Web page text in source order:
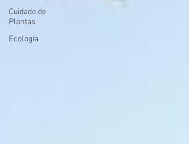
Cuidado de
Plantas
Ecología